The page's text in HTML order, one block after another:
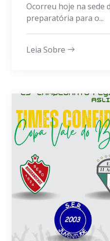
Ocorreu hoje na sede
preparatória para o...
Leia Sobre